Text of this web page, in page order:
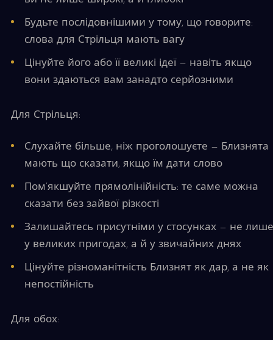
Будьте послідовнішими у тому, що говорите:
слова для Стрільця мають вагу
Цінуйте його або її великі ідеї — навіть якщо
вони здаються вам занадто серйозними
Для Стрільця:
Слухайте більше, ніж проголошуєте — Близнята
мають що сказати, якщо їм дати слово
Пом’якшуйте прямолінійність: те саме можна
сказати без зайвої різкості
Залишайтесь присутніми у стосунках — не лише
у великих пригодах, а й у звичайних днях
Цінуйте різноманітність Близнят як дар, а не як
непостійність
Для обох: